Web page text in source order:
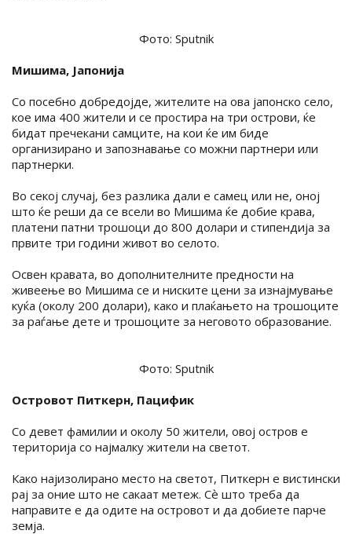
Фото: Sputnik
Мишима, Јапонија
Со посебно добредојде, жителите на ова јапонско село,
кое има 400 жители и се простира на три острови, ќе
бидат пречекани самците, на кои ќе им биде
организирано и запознавање со можни партнери или
партнерки.
Во секој случај, без разлика дали е самец или не, оној
што ќе реши да се всели во Мишима ќе добие крава,
платени патни трошоци до 800 долари и стипендија за
првите три години живот во селото.
Освен кравата, во дополнителните предности на
живеење во Мишима се и ниските цени за изнајмување
куќа (околу 200 долари), како и плаќањето на трошоците
за раѓање дете и трошоците за неговото образование.
Фото: Sputnik
Островот Питкерн, Пацифик
Со девет фамилии и околу 50 жители, овој остров е
територија со најмалку жители на светот.
Како најизолирано место на светот, Питкерн е вистински
рај за оние што не сакаат метеж. Сѐ што треба да
направите е да одите на островот и да добиете парче
земја.